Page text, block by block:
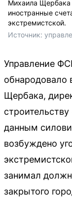
Михаила Щербака
иностранные
экстремистской.
Источник:
Управление
обнародовало
Щербака,
данным
возбуждено
занимал
закрытого